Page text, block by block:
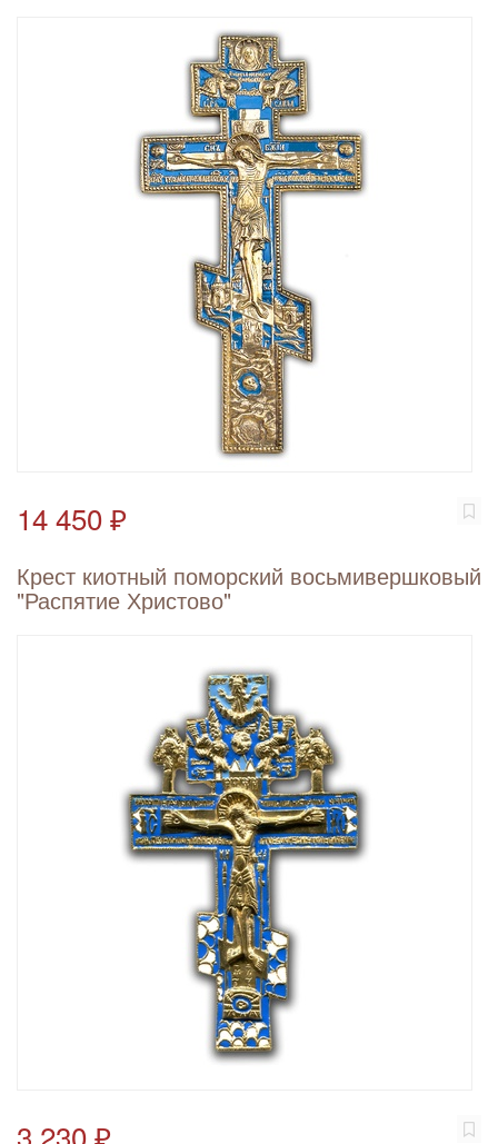
14 450 ₽
Крест киотный поморский восьмивершковый
"Распятие Христово"
3 230 ₽